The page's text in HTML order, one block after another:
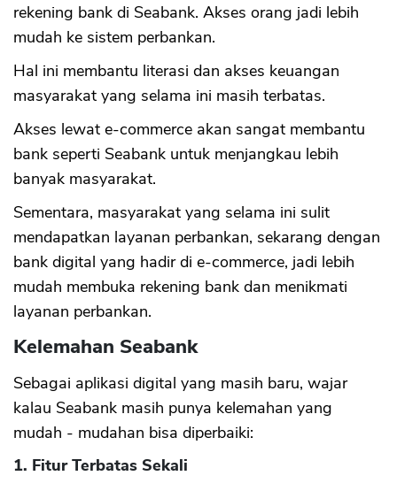
rekening bank di Seabank. Akses orang jadi lebih
mudah ke sistem perbankan.
Hal ini membantu literasi dan akses keuangan
masyarakat yang selama ini masih terbatas.
Akses lewat e-commerce akan sangat membantu
bank seperti Seabank untuk menjangkau lebih
banyak masyarakat.
Sementara, masyarakat yang selama ini sulit
mendapatkan layanan perbankan, sekarang dengan
bank digital yang hadir di e-commerce, jadi lebih
mudah membuka rekening bank dan menikmati
layanan perbankan.
Kelemahan Seabank
Sebagai aplikasi digital yang masih baru, wajar
kalau Seabank masih punya kelemahan yang
mudah - mudahan bisa diperbaiki:
1. Fitur Terbatas Sekali